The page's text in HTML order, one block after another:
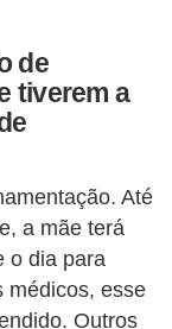
de
tiverem a
Até
a mãe terá
o dia para
médicos, esse
Outros